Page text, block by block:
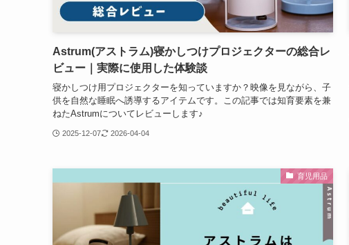
Astrum(アストラム)寝かしつけプロジェクターの総合レ
ビュー｜実際に使用した体験談
寝かしつけ用プロジェクターを知っていますか？映像を見ながら、子
供を自然な睡眠へ誘導するアイテムです。この記事では知育要素を兼
ねたAstrumについてレビューします♪
2025-12-07 2026-04-04
育児用品